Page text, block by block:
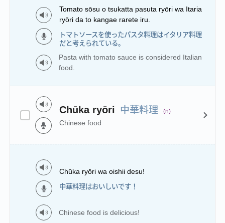
Tomato sōsu o tsukatta pasuta ryōri wa Itaria
ryōri da to kangae rarete iru.
トマトソースを使ったパスタ料理はイタリア料理
だと考えられている。
Pasta with tomato sauce is considered Italian
food.
Chūka ryōri 中華料理 (n)
Chinese food
Chūka ryōri wa oishii desu!
中華料理はおいしいです！
Chinese food is delicious!